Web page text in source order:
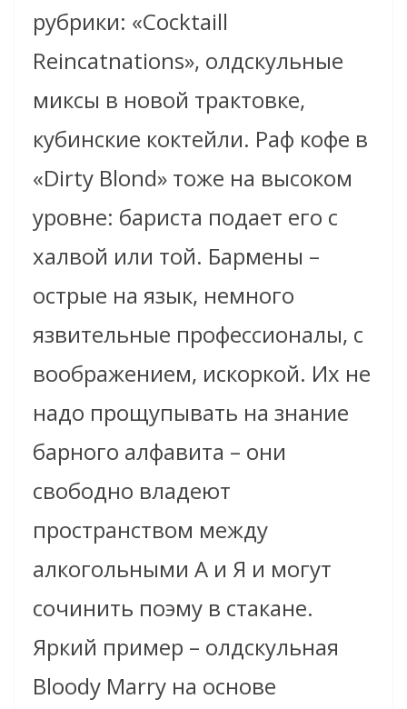
рубрики: «Cocktaill
Reincatnations», олдскульные
миксы в новой трактовке,
кубинские коктейли. Раф кофе в
«Dirty Blond» тоже на высоком
уровне: бариста подает его с
халвой или той. Бармены –
острые на язык, немного
язвительные профессионалы, с
воображением, искоркой. Их не
надо прощупывать на знание
барного алфавита – они
свободно владеют
пространством между
алкогольными А и Я и могут
сочинить поэму в стакане.
Яркий пример – олдскульная
Bloody Marry на основе